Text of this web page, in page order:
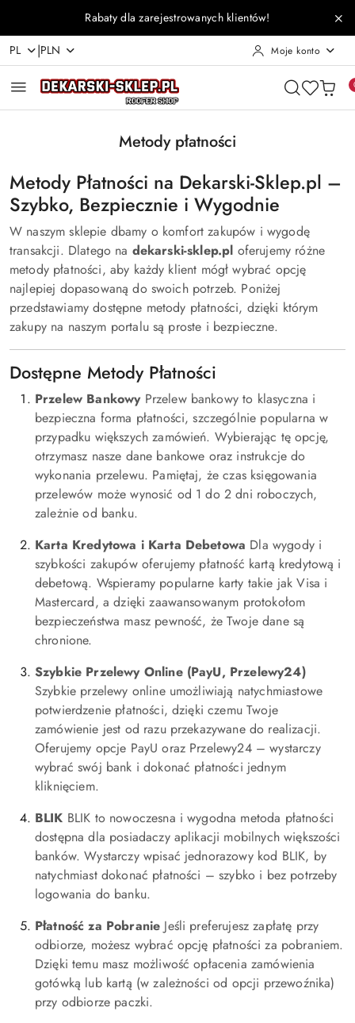
Przejdź do treści głównej
Przejdź do wyszukiwarki
Przejdź do moje konto
Przejdź do menu głównego
Przejdź do stopkiRabaty dla zarejestrowanych klientów!
PL |PLN Moje konto
Metody płatności
Metody Płatności na Dekarski-Sklep.pl –
Szybko, Bezpiecznie i Wygodnie
W naszym sklepie dbamy o komfort zakupów i wygodę
transakcji. Dlatego na dekarski-sklep.pl oferujemy różne
metody płatności, aby każdy klient mógł wybrać opcję
najlepiej dopasowaną do swoich potrzeb. Poniżej
przedstawiamy dostępne metody płatności, dzięki którym
zakupy na naszym portalu są proste i bezpieczne.
Dostępne Metody Płatności
Przelew BankowyPrzelew bankowy to klasyczna i
bezpieczna forma płatności, szczególnie popularna w
przypadku większych zamówień. Wybierając tę opcję,
otrzymasz nasze dane bankowe oraz instrukcje do
wykonania przelewu. Pamiętaj, że czas księgowania
przelewów może wynosić od 1 do 2 dni roboczych,
zależnie od banku.
Karta Kredytowa i Karta Debetowa Dla wygody i
szybkości zakupów oferujemy płatność kartą kredytową i
debetową. Wspieramy popularne karty takie jak Visa i
Mastercard, a dzięki zaawansowanym protokołom
bezpieczeństwa masz pewność, że Twoje dane są
chronione.
Szybkie Przelewy Online (PayU, Przelewy24)
Szybkie przelewy online umożliwiają natychmiastowe
potwierdzenie płatności, dzięki czemu Twoje
zamówienie jest od razu przekazywane do realizacji.
Oferujemy opcje PayU oraz Przelewy24 – wystarczy
wybrać swój bank i dokonać płatności jednym
kliknięciem.
BLIK BLIK to nowoczesna i wygodna metoda płatności
dostępna dla posiadaczy aplikacji mobilnych większości
banków. Wystarczy wpisać jednorazowy kod BLIK, by
natychmiast dokonać płatności – szybko i bez potrzeby
logowania do banku.
Płatność za Pobranie Jeśli preferujesz zapłatę przy
odbiorze, możesz wybrać opcję płatności za pobraniem.
Dzięki temu masz możliwość opłacenia zamówienia
gotówką lub kartą (w zależności od opcji przewoźnika)
przy odbiorze paczki.